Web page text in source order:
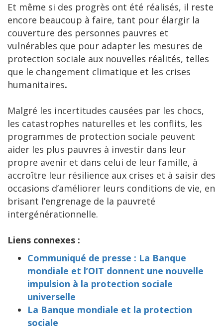
Et même si des progrès ont été réalisés, il reste
encore beaucoup à faire, tant pour élargir la
couverture des personnes pauvres et
vulnérables que pour adapter les mesures de
protection sociale aux nouvelles réalités, telles
que le changement climatique et les crises
humanitaires.
Malgré les incertitudes causées par les chocs,
les catastrophes naturelles et les conflits, les
programmes de protection sociale peuvent
aider les plus pauvres à investir dans leur
propre avenir et dans celui de leur famille, à
accroître leur résilience aux crises et à saisir des
occasions d’améliorer leurs conditions de vie, en
brisant l’engrenage de la pauvreté
intergénérationnelle.
Liens connexes :
Communiqué de presse : La Banque
mondiale et l’OIT donnent une nouvelle
impulsion à la protection sociale
universelle
La Banque mondiale et la protection
sociale